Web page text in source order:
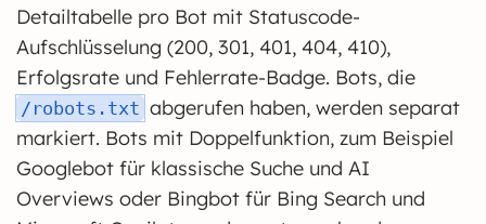
Detailtabelle pro Bot mit Statuscode-
Aufschlüsselung (200, 301, 401, 404, 410),
Erfolgsrate und Fehlerrate-Badge. Bots, die
/robots.txt abgerufen haben, werden separat
markiert. Bots mit Doppelfunktion, zum Beispiel
Googlebot für klassische Suche und AI
Overviews oder Bingbot für Bing Search und